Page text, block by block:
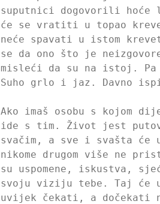
suputnici dogovorili hoće
će se vratiti u topao
neće spavati u istom
se da ono što je
misleći da su na istoj.
Suho grlo i jaz. Davno
Ako imaš osobu s kojom
ide s tim. Život jest
svačim, a sve i svašta
nikome drugom više ne
su uspomene, iskustva,
svoju viziju tebe. Taj će
uvijek čekati, a dočekati